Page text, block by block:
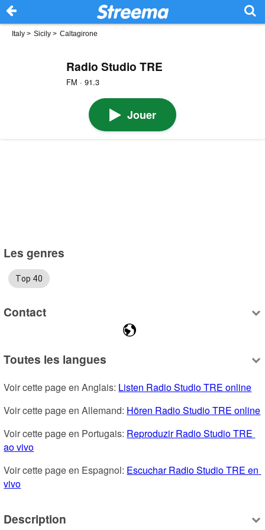
Italy > Sicily > Caltagirone
Radio Studio TRE
FM · 91.3
Jouer
Les genres
Top 40
Contact
Toutes les langues
Voir cette page en Anglais: Listen Radio Studio TRE online
Voir cette page en Allemand: Hören Radio Studio TRE online
Voir cette page en Portugais: Reproduzir Radio Studio TRE
ao vivo
Voir cette page en Espagnol: Escuchar Radio Studio TRE en
vivo
Description